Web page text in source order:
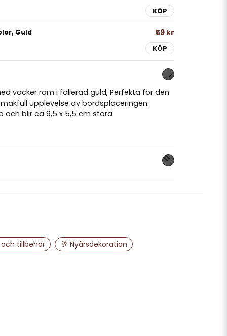
KÖP
Guld 59 kr
KÖP
vacker ram i folierad guld, Perfekta för den
upplevelse av bordsplaceringen.
och blir ca 9,5 x 5,5 cm stora.
emailMejladress
tillbehör
🥂 Nyårsdekoration